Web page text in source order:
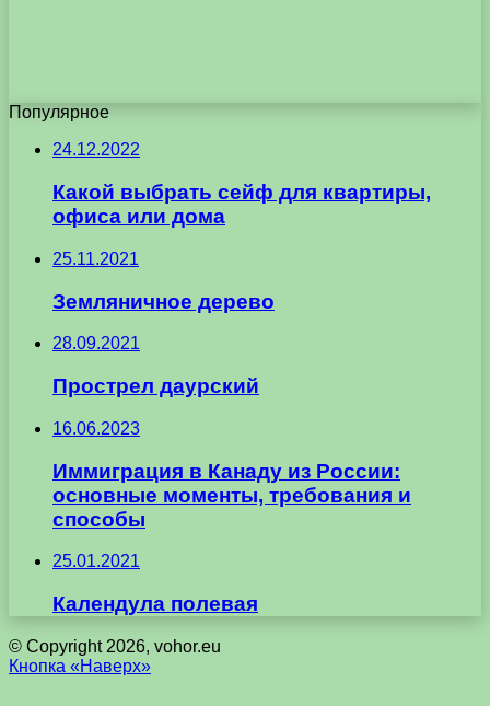
Популярное
24.12.2022
Какой выбрать сейф для квартиры,
офиса или дома
25.11.2021
Земляничное дерево
28.09.2021
Прострел даурский
16.06.2023
Иммиграция в Канаду из России:
основные моменты, требования и
способы
25.01.2021
Календула полевая
© Copyright 2026, vohor.eu
Кнопка «Наверх»